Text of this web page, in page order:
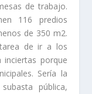
de trabajo.
116 predios
de 350 m2.
de ir a los
inciertas porque
Sería la
pública,